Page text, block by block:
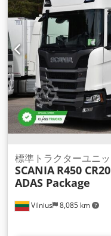
Vilnius 8,085 km
標準トラクターユニッ
SCANIA R450
ADAS Package